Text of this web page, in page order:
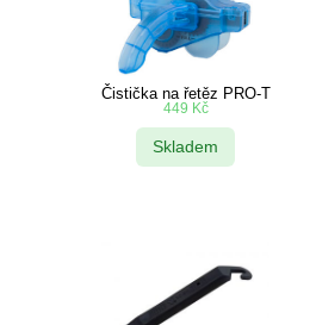
Čistička na řetěz PRO-T
449 Kč
Skladem